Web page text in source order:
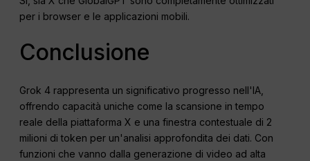
per i browser e le applicazioni mobili.
Conclusione
Grok 4 rappresenta un significativo progresso nell'IA,
offrendo capacità uniche come la scansione in tempo
reale della piattaforma X e una finestra contestuale di 2
milioni di token per un'analisi approfondita dei dati. Con
funzioni che vanno dalla generazione di video ad alta